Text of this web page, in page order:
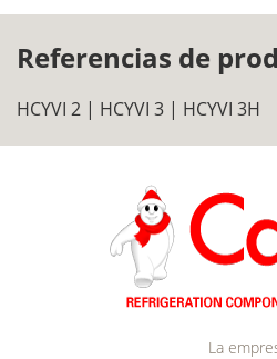
Referencias de
HCYVI 2 | HCYVI 3 | HCYVI 3H
La